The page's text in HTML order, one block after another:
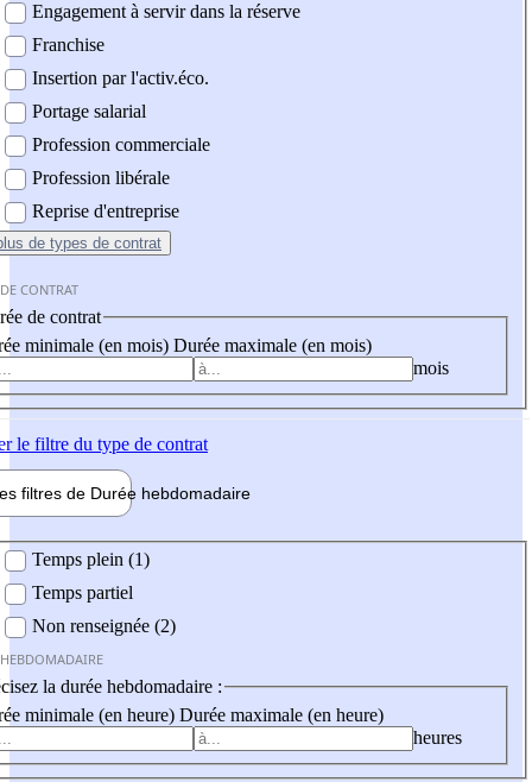
Engagement à servir dans la réserve
Franchise
Insertion par l'activ.éco.
Portage salarial
Profession commerciale
Profession libérale
Reprise d'entreprise
de types de contrat
CONTRAT
de contrat
minimale (en mois) Durée maximale (en mois)
mois
le filtre du type de contrat
filtres de Durée hebdomadaire
Temps plein (1)
Temps partiel
Non renseignée (2)
la durée hebdomadaire :
minimale (en heure) Durée maximale (en heure)
heures